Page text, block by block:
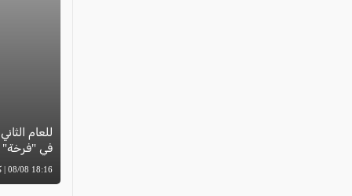
للعام
في "فرخة"
18:16 08/08 | كل العرب